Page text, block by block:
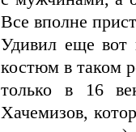
Все вполне
Удивил еще вот
костюм в таком
только в 16
Хачемизов,